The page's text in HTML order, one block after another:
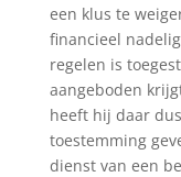
een klus te
financieel
regelen is
aangeboden
heeft hij daar
toestemming
dienst van een